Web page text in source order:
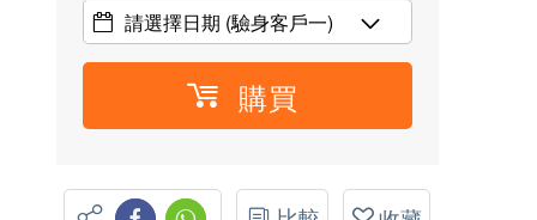
請選擇日期 (驗身客戶一)
購買